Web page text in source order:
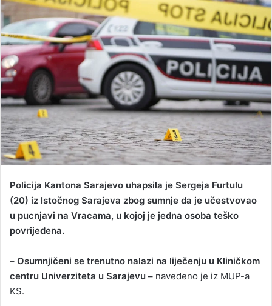
d
a
n
e
m
a
i
l
Policija Kantona Sarajevo uhapsila je Sergeja Furtulu
(20) iz Istočnog Sarajeva zbog sumnje da je učestvovao
u pucnjavi na Vracama, u kojoj je jedna osoba teško
povrijeđena.
– Osumnjičeni se trenutno nalazi na liječenju u Kliničkom
centru Univerziteta u Sarajevu – navedeno je iz MUP-a
KS.